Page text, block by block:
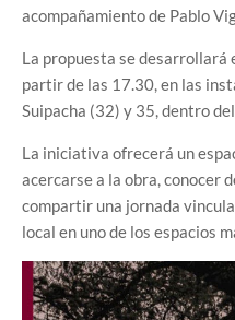
acompañamiento de Pablo
La propuesta se desarrollará
partir de las 17.30, en las
Suipacha (32) y 35, dentro
La iniciativa ofrecerá un
acercarse a la obra, conocer
compartir una jornada
local en uno de los espacios